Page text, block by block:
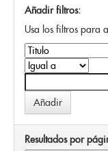
Añadir filtros:
Usa los filtros para
Resultados por